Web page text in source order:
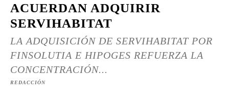
ACUERDAN ADQUIRIR
SERVIHABITAT
LA ADQUISICIÓN DE SERVIHABITAT POR
FINSOLUTIA E HIPOGES REFUERZA LA
CONCENTRACIÓN...
REDACCIÓN